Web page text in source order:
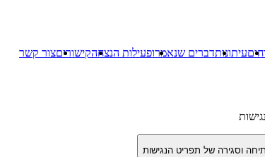
עיתונותדברים שנאמרופעילות הנצחהקישוריםצור קשר
וסגירה של תפריט הנגישות